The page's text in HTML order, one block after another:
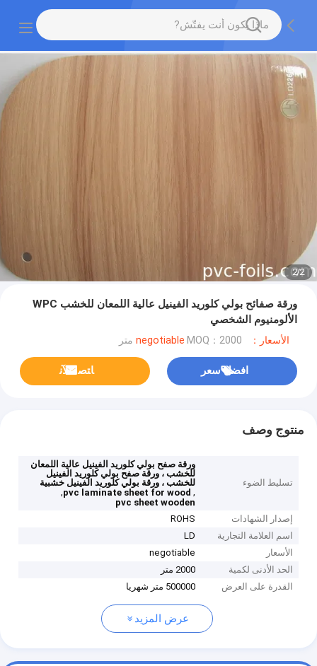
2
/
2
ورقة صفائح بولي كلوريد الفينيل عالية اللمعان للخشب WPC
الألومنيوم الشخصي
الأسعار：negotiable MOQ：2000 متر
افضل سعر ﺎﺘﺼﻟ ﺍﻶﻧ
منتوج وصف
تسليط الضوء
ورقة صفح بولي كلوريد الفينيل عالية اللمعان
للخشب ، ورقة صفح بولي كلوريد الفينيل
للخشب ، ورقة بولي كلوريد الفينيل خشبية
,
pvc laminate sheet for wood
,
pvc sheet wooden
إصدار الشهادات
ROHS
اسم العلامة التجارية
LD
الأسعار
negotiable
الحد الأدنى لكمية
2000 متر
القدرة على العرض
500000 متر شهريا
عرض المزيد